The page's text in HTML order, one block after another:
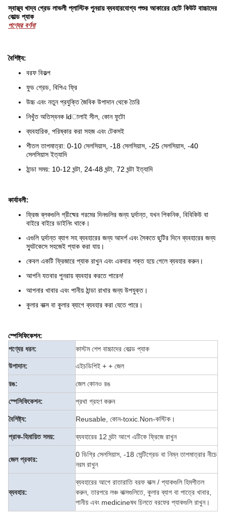
স্বাস্থ্য খাদ্য গ্রেড লাভলী প্লাস্টিক পুনরায় ব্যবহারযোগ্য পশুর আকারের ছোট কিউট বাচ্চাদের
কোল্ড প্যাক
পণ্যের বর্ণনা
বৈশিষ্ট্য:
বরফ বিকল্প
ফুড গ্রেড, বিপিএ ফ্রি
উচ্চ এবং নতুন প্রযুক্তি জৈবিক উপাদান থেকে তৈরি
নিখুঁত অতিস্বনক ldালাই সীল, কোন ফুটো
ব্যবহারিক, পরিষ্কার করা সহজ এবং টেকসই
শীতল তাপমাত্রা: 0-10 সেলসিয়াস, -18 সেলসিয়াস, -25 সেলসিয়াস, -40
সেলসিয়াস ইত্যাদি
ঠান্ডা সময়: 10-12 ঘন্টা, 24-48 ঘন্টা, 72 ঘন্টা ইত্যাদি
কার্যাবলী:
ফ্রিজ ব্লকগুলি গ্রীষ্মের গরমের দিনগুলির জন্য দুর্দান্ত, যখন পিকনিক, বিবিকিউ বা
বাইরে বাইরে ডাইনিং থাকে।
এগুলি দুর্দান্ত ব্যাগ সহ ব্যবহারের জন্য আদর্শ এবং সৈকতে ছুটির দিনে ব্যবহারের জন্য
স্যুটকেসে সহজেই প্যাক করা যায়।
কেবল একটি ফ্রিজারে প্যাক রাখুন এবং একবার শক্ত হয়ে গেলে ব্যবহার করুন।
আপনি যতবার পুনরায় ব্যবহার করতে পারেন!
আপনার খাবার এবং পানীয় ঠান্ডা রাখার জন্য উপযুক্ত।
কুলার বাক্স বা কুলার ব্যাগে ব্যবহার করা যেতে পারে।
স্পেসিফিকেশন:
পণ্যের ধরন:
কাস্টম শেপ বাচ্চাদের কোল্ড প্যাক
উপাদান: এইচডিপিই + + জেল
রঙ: জেল কোনও রঙ
স্পেসিফিকেশন: প্রথা গ্রহণ করুন
বৈশিষ্ট্য: Reusable, কোন-toxic.Non-কস্টিক।
প্রাক-হিমায়িত সময়: ব্যবহারের 12 ঘন্টা আগে এটিকে ফ্রিজে রাখুন
জেল প্রকার:
0 ডিগ্রি সেলসিয়াস, -18 সেন্টিগ্রেড বা নিম্ন তাপমাত্রার নীচে
নরম রাখুন
ব্যবহার:
ব্যবহারের আগে রাতারাতি বরফ বাক্স / প্যাকগুলি হিমশীতল
করুন, তারপরে লঞ্চ বাক্সগুলিতে, কুলার ব্যাগ বা পাত্রে খাবার,
পানীয় এবং medicineষধ চিলতে বরফের প্যাকগুলি রাখুন।